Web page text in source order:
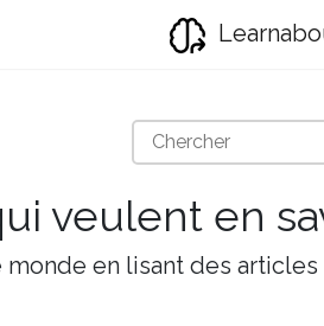
veulent en
en lisant des